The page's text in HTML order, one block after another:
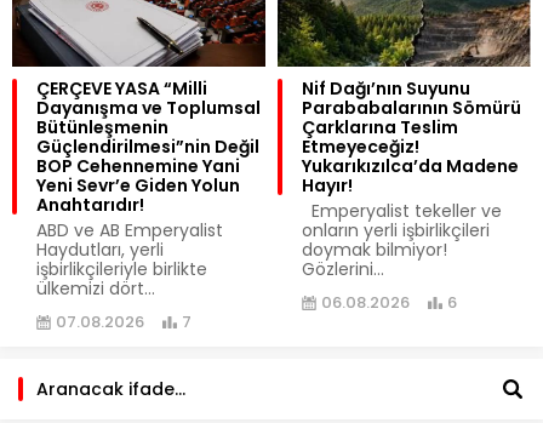
ÇERÇEVE YASA “Milli
Dayanışma ve Toplumsal
Bütünleşmenin
Güçlendirilmesi”nin Değil
BOP Cehennemine Yani
Yeni Sevr’e Giden Yolun
Anahtarıdır!
​ABD ve AB Emperyalist
Haydutları, yerli
işbirlikçileriyle birlikte
ülkemizi dört...
07.08.2026 7
Nif Dağı’nın Suyunu
Parababalarının Sömürü
Çarklarına Teslim
Etmeyeceğiz!
Yukarıkızılca’da Madene
Hayır!
Emperyalist tekeller ve
onların yerli işbirlikçileri
doymak bilmiyor!
Gözlerini...
06.08.2026 6